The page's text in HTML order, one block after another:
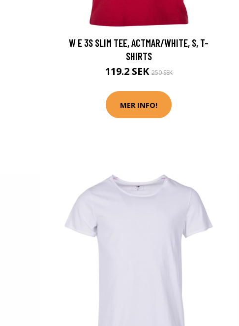
W E 3S SLIM TEE, ACTMAR/WHITE, S, T-
SHIRTS
119.2 SEK250 SEK
MER INFO!